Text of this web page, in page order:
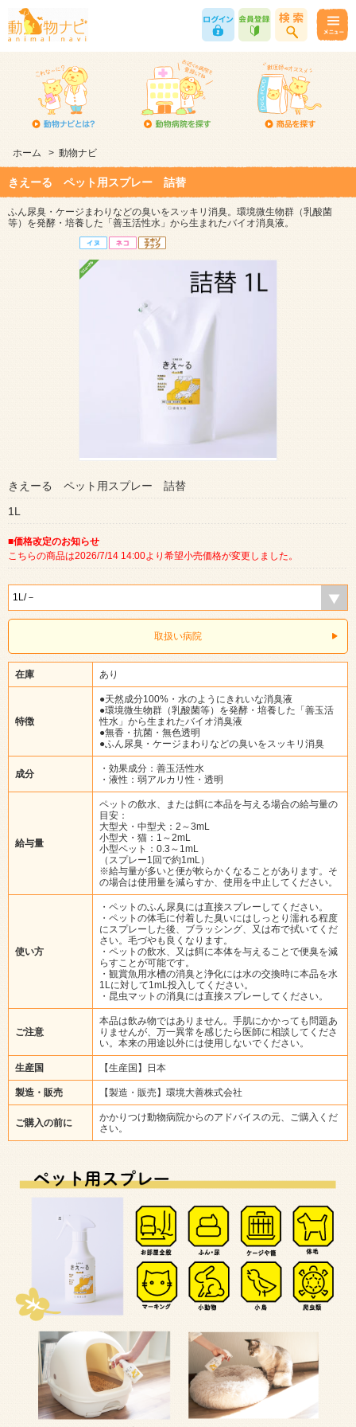
ホーム > 動物ナビ
きえーる ペット用スプレー 詰替
ふん尿臭・ケージまわりなどの臭いをスッキリ消臭。環境微生物群（乳酸菌
等）を発酵・培養した「善玉活性水」から生まれたバイオ消臭液。
きえーる ペット用スプレー 詰替
1L
■価格改定のお知らせ
こちらの商品は2026/7/14 14:00より希望小売価格が変更しました。
取扱い病院
在庫 あり
特徴
●天然成分100%・水のようにきれいな消臭液
●環境微生物群（乳酸菌等）を発酵・培養した「善玉活
性水」から生まれたバイオ消臭液
●無香・抗菌・無色透明
●ふん尿臭・ケージまわりなどの臭いをスッキリ消臭
成分
・効果成分：善玉活性水
・液性：弱アルカリ性・透明
給与量
ペットの飲水、または餌に本品を与える場合の給与量の
目安：
大型犬・中型犬：2～3mL
小型犬・猫：1～2mL
小型ペット：0.3～1mL
（スプレー1回で約1mL）
※給与量が多いと便が軟らかくなることがあります。そ
の場合は使用量を減らすか、使用を中止してください。
使い方
・ペットのふん尿臭には直接スプレーしてください。
・ペットの体毛に付着した臭いにはしっとり濡れる程度
にスプレーした後、ブラッシング、又は布で拭いてくだ
さい。毛づやも良くなります。
・ペットの飲水、又は餌に本体を与えることで便臭を減
らすことが可能です。
・観賞魚用水槽の消臭と浄化には水の交換時に本品を水
1Lに対して1mL投入してください。
・昆虫マットの消臭には直接スプレーしてください。
ご注意
本品は飲み物ではありません。手肌にかかっても問題あ
りませんが、万一異常を感じたら医師に相談してくださ
い。本来の用途以外には使用しないでください。
生産国 【生産国】日本
製造・販売 【製造・販売】環境大善株式会社
ご購入の前に
かかりつけ動物病院からのアドバイスの元、ご購入くだ
さい。